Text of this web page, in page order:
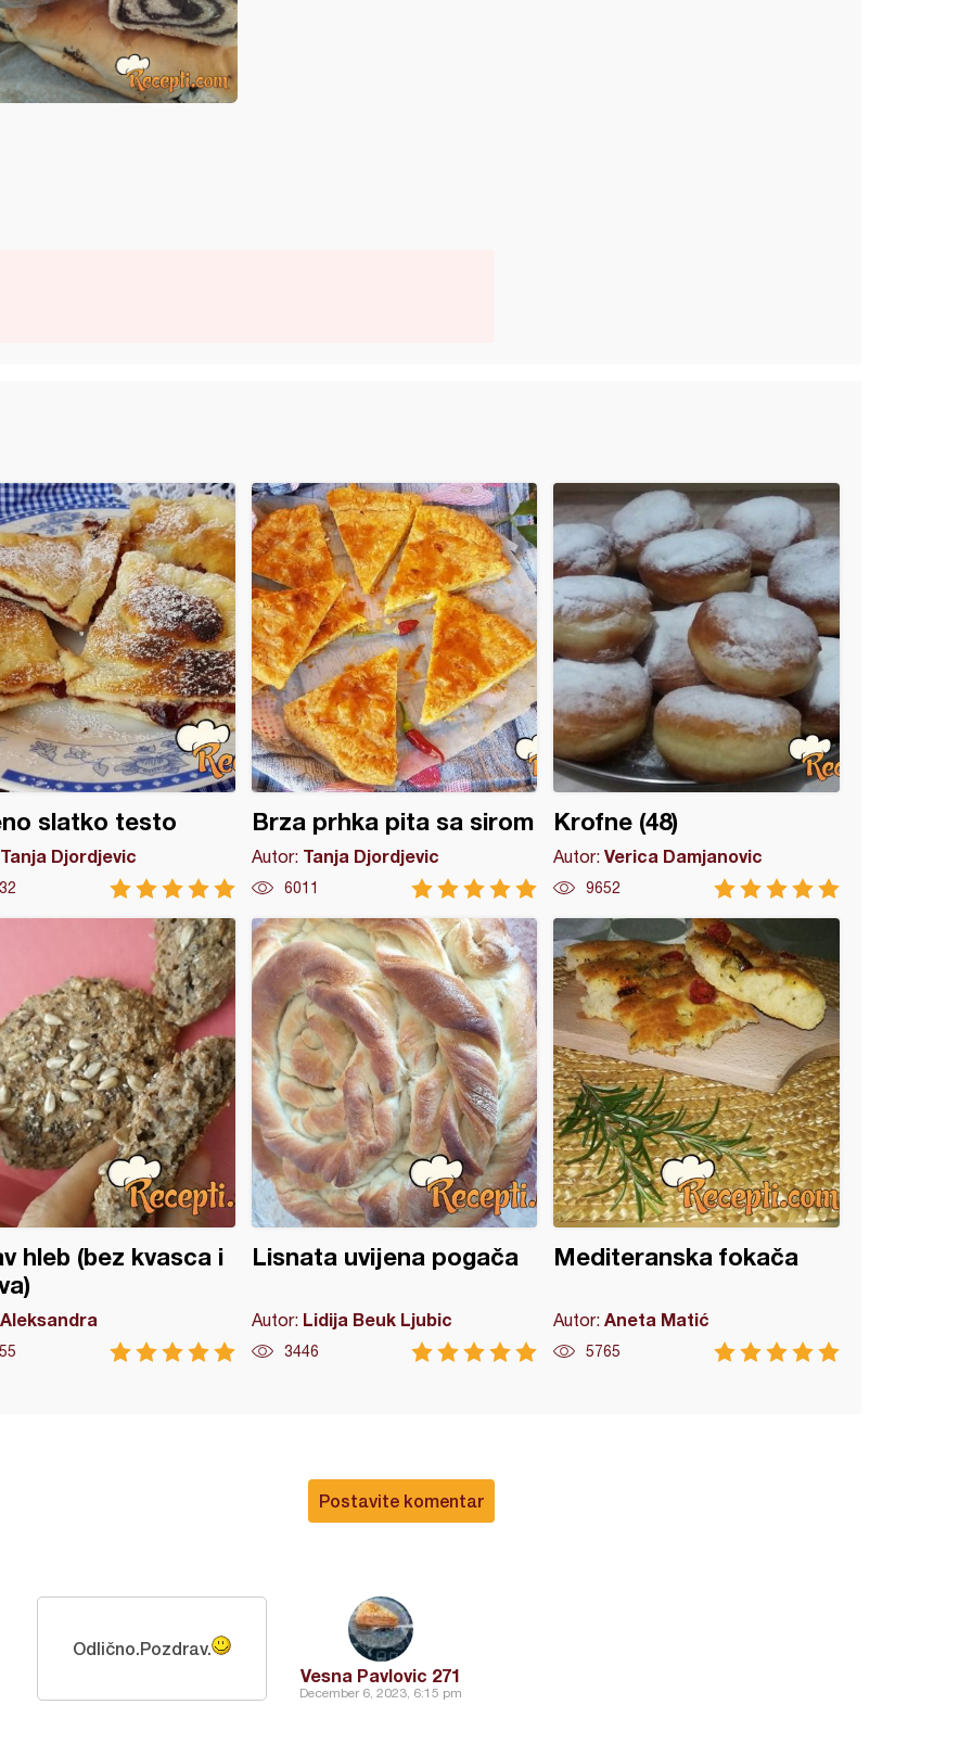
slatko testo
Tanja Djordjevic
Brza prhka pita sa sirom
Autor: Tanja Djordjevic
6011
Krofne (48)
Autor:Verica Damjanovic
9652
hleb (bez kvasca i
Aleksandra
Lisnata uvijena pogača
Autor: Lidija Beuk Ljubic
3446
Mediteranska fokača
Autor:Aneta Matić
5765
Postavite komentar
Vesna Pavlovic 271
December 6, 2023, 6:15 pm
Odlično.Pozdrav.